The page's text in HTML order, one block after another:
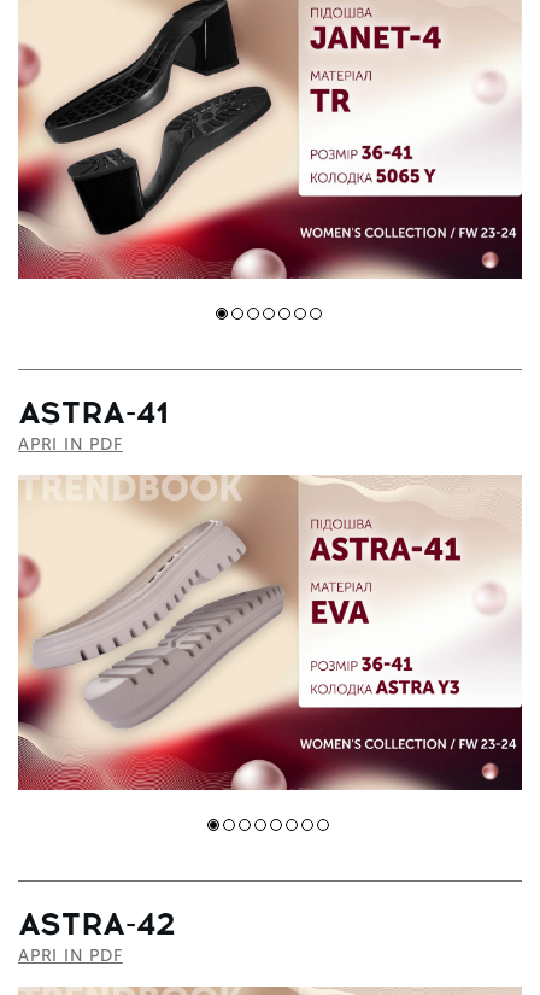
ASTRA-41
APRI IN PDF
ASTRA-42
APRI IN PDF